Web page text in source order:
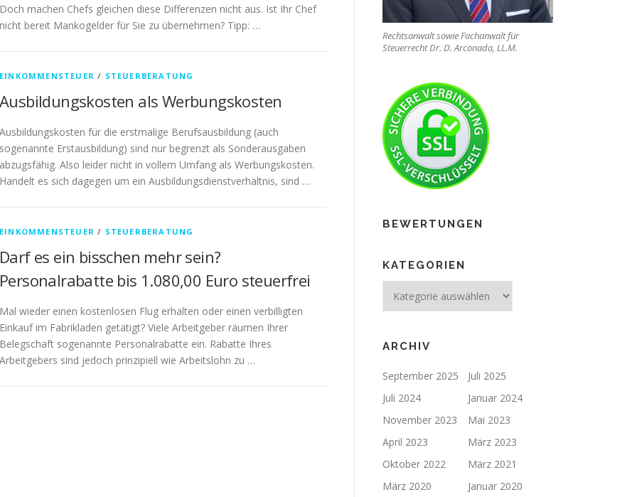
Doch machen Chefs gleichen diese Differenzen nicht aus. Ist Ihr Chef
nicht bereit Mankogelder für Sie zu übernehmen? Tipp: …
EINKOMMENSTEUER / STEUERBERATUNG
Ausbildungskosten als Werbungskosten
Ausbildungskosten für die erstmalige Berufsausbildung (auch
sogenannte Erstausbildung) sind nur begrenzt als Sonderausgaben
abzugsfähig. Also leider nicht in vollem Umfang als Werbungskosten.
Handelt es sich dagegen um ein Ausbildungsdienstverhältnis, sind …
EINKOMMENSTEUER / STEUERBERATUNG
Darf es ein bisschen mehr sein?
Personalrabatte bis 1.080,00 Euro steuerfrei
Mal wieder einen kostenlosen Flug erhalten oder einen verbilligten
Einkauf im Fabrikladen getätigt? Viele Arbeitgeber räumen Ihrer
Belegschaft sogenannte Personalrabatte ein. Rabatte Ihres
Arbeitgebers sind jedoch prinzipiell wie Arbeitslohn zu …
Rechtsanwalt sowie Fachanwalt für
Steuerrecht Dr. D. Arconada, LL.M.
BEWERTUNGEN
KATEGORIEN
ARCHIV
September 2025
Juli 2025
Juli 2024
Januar 2024
November 2023
Mai 2023
April 2023
März 2023
Oktober 2022
März 2021
März 2020
Januar 2020